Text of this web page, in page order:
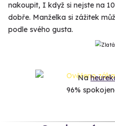
nakoupit, I když si nejste na
dobře. Manželka si zážitek
podle svého gusta.
Na
96%